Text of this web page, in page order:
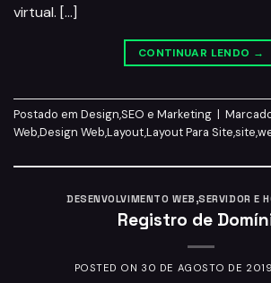
virtual. […]
CONTINUAR LENDO →
Postado em Design,SEO e Marketing |
Web,Design Web,Layout,Layout Para Site,site,
DESENVOLVIMENTO WEB ,SERVIDOR E
Registro de
POSTED ON 30 DE AGOSTO DE 2019